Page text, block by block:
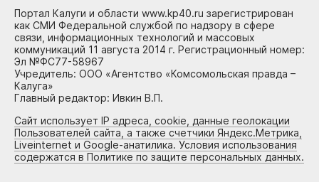
Портал Калуги и области www.kp40.ru зарегистрирован
как СМИ Федеральной службой по надзору в сфере
связи, информационных технологий и массовых
коммуникаций 11 августа 2014 г. Регистрационный номер:
Эл №ФС77-58967
Учредитель: ООО «Агентство «Комсомольская правда –
Калуга»
Главный редактор: Ивкин В.П.
Сайт использует IP адреса, cookie, данные геолокации
Пользователей сайта, а также счетчики Яндекс.Метрика,
Liveinternet и Google-анатилика. Условия использования
содержатся в Политике по защите персональных данных.